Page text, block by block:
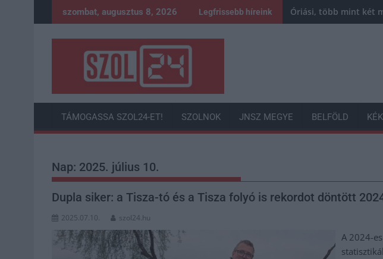
to
szombat, augusztus 8, 2026 Legfrissebb híreink Óriási, több mint két
TÁMOGASSA SZOL24-ET! SZOLNOK JNSZ MEGYE BELFÖLD KÉK
Nap: 2025. július 10.
Dupla siker: a Tisza-tó és a Tisza folyó is rekordot döntött
2025.07.10. szol24.hu
A 2024-